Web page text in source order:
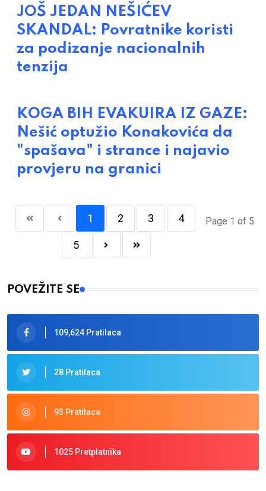
JOŠ JEDAN NEŠIĆEV
SKANDAL: Povratnike koristi
za podizanje nacionalnih
tenzija
KOGA BIH EVAKUIRA IZ GAZE:
Nešić optužio Konakovića da
"spašava" i strance i najavio
provjeru na granici
Page 1 of 5
1 2 3 4
5
POVEŽITE SE
109,624 Pratilaca
28 Pratilaca
93 Pratilaca
1025 Pretplatnika